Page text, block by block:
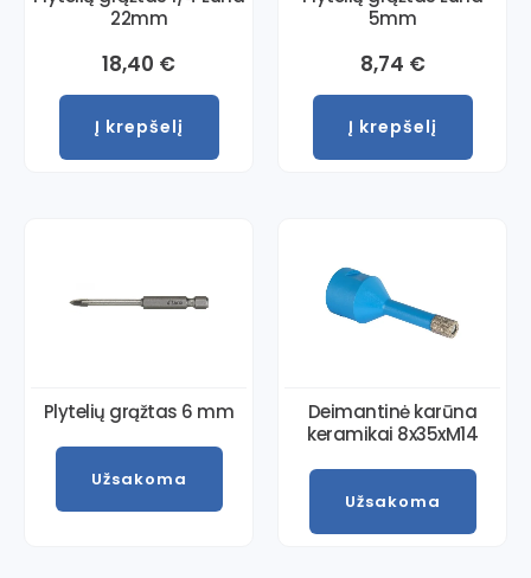
22mm
18,40 €
Į krepšelį
5mm
8,74 €
Į krepšelį
Plytelių grąžtas 6 mm
Užsakoma
Deimantinė karūna
keramikai 8x35xM14
Užsakoma